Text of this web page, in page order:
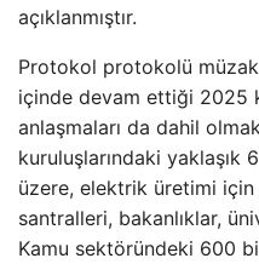
açıklanmıştır.
Protokol protokolü
içinde devam ettiği 2025
anlaşmaları da dahil
kuruluşlarındaki
üzere, elektrik üretimi
santralleri, bakanlıklar,
Kamu sektöründeki 600